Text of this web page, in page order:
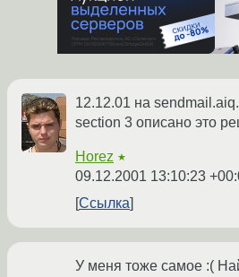
12.12.01 на
section 3 описано это
Horez ★
09.12.2001 13:10:23
Ссылка
У меня тоже самое :(